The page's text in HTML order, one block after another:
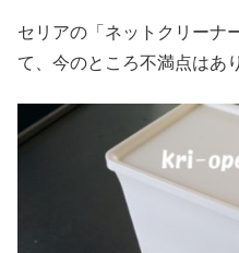
セリアの「ネットクリーナ
て、今のところ不満点はあ